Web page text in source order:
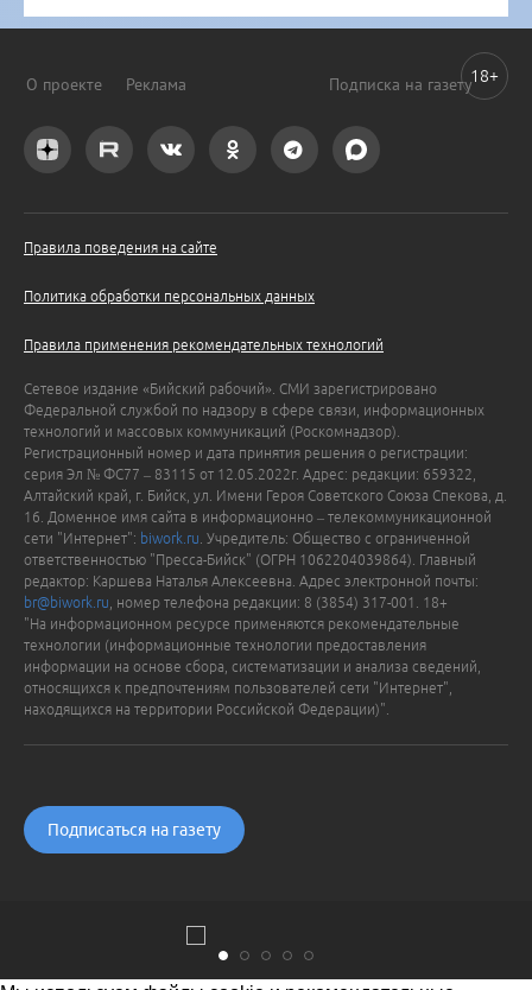
О проекте Реклама Подписка на газету
Правила поведения на сайте
Политика обработки персональных данных
Правила применения рекомендательных технологий
Сетевое издание «Бийский рабочий». СМИ зарегистрировано
Федеральной службой по надзору в сфере связи, информационных
технологий и массовых коммуникаций (Роскомнадзор).
Регистрационный номер и дата принятия решения о регистрации:
серия Эл № ФС77 – 83115 от 12.05.2022г. Адрес: редакции: 659322,
Алтайский край, г. Бийск, ул. Имени Героя Советского Союза Спекова, д.
16. Доменное имя сайта в информационно – телекоммуникационной
сети "Интернет": biwork.ru . Учредитель: Общество с ограниченной
ответственностью "Пресса-Бийск" (ОГРН 1062204039864). Главный
редактор: Каршева Наталья Алексеевна. Адрес электронной почты:
br@biwork.ru , номер телефона редакции: 8 (3854) 317-001. 18+
"На информационном ресурсе применяются рекомендательные
технологии (информационные технологии предоставления
информации на основе сбора, систематизации и анализа сведений,
относящихся к предпочтениям пользователей сети "Интернет",
находящихся на территории Российской Федерации)".
Подписаться на газету
18+